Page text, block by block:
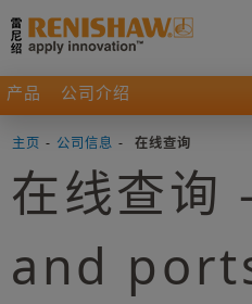
产品 公司介绍
主页 - 公司信息 - 在线查询
在线查询
and